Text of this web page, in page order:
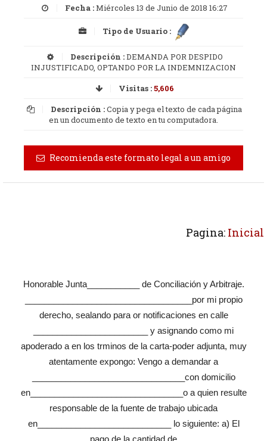
Fecha :Miércoles 13 de Junio de 2018 16:27
Tipo de Usuario :
Descripción :DEMANDA POR DESPIDO
INJUSTIFICADO, OPTANDO POR LA INDEMNIZACION
Visitas :5,606
Descripción :Copia y pega el texto de cada página
en un documento de texto en tu computadora.
Recomienda este formato legal a un amigo
Pagina: Inicial
Honorable Junta___________ de Conciliación y Arbitraje.
___________________________________por mi propio
derecho, sealando para or notificaciones en calle
________________________ y asignando como mi
apoderado a en los trminos de la carta-poder adjunta, muy
atentamente expongo: Vengo a demandar a
________________________________con domicilio
en________________________________o a quien resulte
responsable de la fuente de trabajo ubicada
en____________________________ lo siguiente: a) El
pago de la cantidad de